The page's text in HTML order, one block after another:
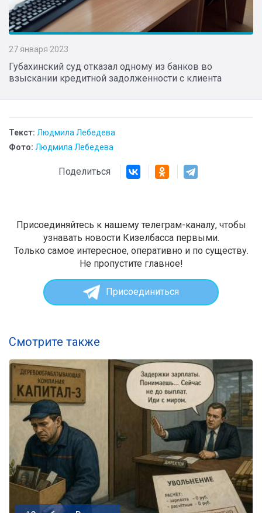
27 января 2023
Губахинский суд отказал одному из банков во
взыскании кредитной задолженности с клиента
Текст: Людмила Лебедева
Фото: Людмила Лебедева
Поделиться
Присоединяйтесь к нашему телеграм-каналу, чтобы
узнавать новости Кизелбасса первыми.
Только самое интересное, оперативно и по существу.
Не пропустите главное!
Присоединиться
Смотрите также